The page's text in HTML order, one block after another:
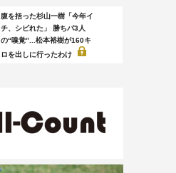
腹を括った杉山一樹「今年イ
チ、シビれた」 勝ちパ3人
の“嗅覚”...松本裕樹が160キ
ロを出しに行ったわけ